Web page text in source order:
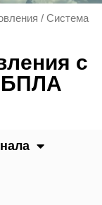
/ Система
с
БПЛА